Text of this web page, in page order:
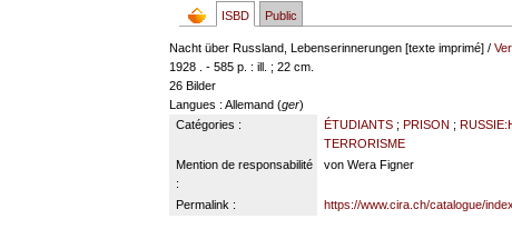
ISBD Public
Nacht über Russland, Lebenserinnerungen [texte imprimé] /
1928 . - 585 p. : ill. ; 22 cm.
26 Bilder
Langues : Allemand (ger)
Catégories :
ÉTUDIANTS; PRISON ;
TERRORISME
Mention de responsabilité
:
von Wera Figner
Permalink : https://www.cira.ch/catalogue/